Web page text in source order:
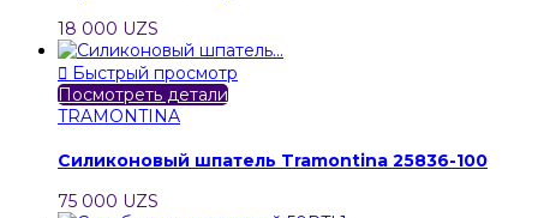
18 000 UZS
 Быстрый просмотр
Посмотреть детали
TRAMONTINA
Силиконовый шпатель Tramontina 25836-100
75 000 UZS